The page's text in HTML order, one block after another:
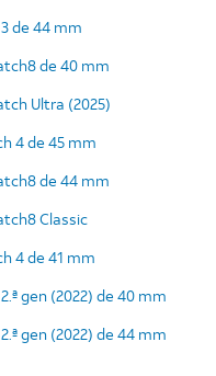
de 44 mm
de 40 mm
Ultra (2025)
4 de 45 mm
de 44 mm
Classic
4 de 41 mm
gen (2022) de 40 mm
gen (2022) de 44 mm